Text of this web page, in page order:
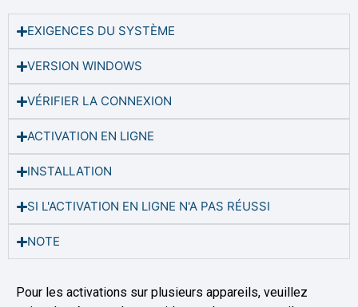
EXIGENCES DU SYSTÈME
VERSION WINDOWS
VÉRIFIER LA CONNEXION
ACTIVATION EN LIGNE
INSTALLATION
SI L'ACTIVATION EN LIGNE N'A PAS RÉUSSI
NOTE
Pour les activations sur plusieurs appareils, veuillez